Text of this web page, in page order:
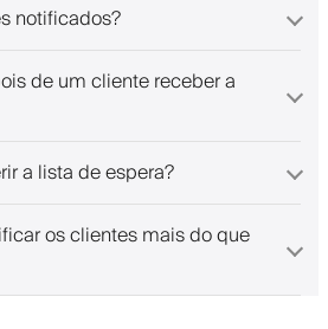
notificados?
de um cliente receber a
a lista de espera?
os clientes mais do que